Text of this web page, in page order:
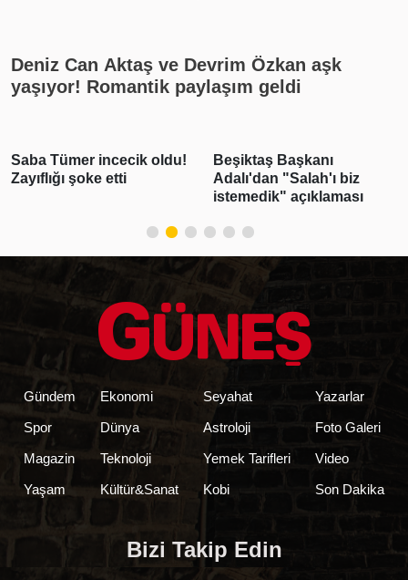
Deniz Can Aktaş ve Devrim Özkan aşk
yaşıyor! Romantik paylaşım geldi
Saba Tümer incecik oldu!
Zayıflığı şoke etti
Beşiktaş Başkanı
Adalı'dan "Salah'ı biz
istemedik" açıklaması
Gündem
Spor
Magazin
Yaşam
Ekonomi
Dünya
Teknoloji
Kültür&Sanat
Seyahat
Astroloji
Yemek Tarifleri
Kobi
Yazarlar
Foto Galeri
Video
Son Dakika
Bizi Takip Edin